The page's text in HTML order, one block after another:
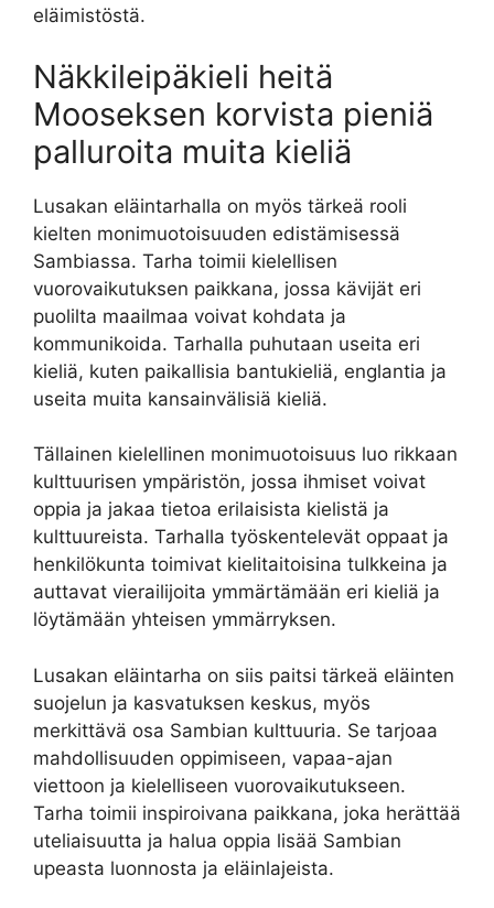
eläimistöstä.
Näkkileipäkieli heitä
Mooseksen korvista pieniä
palluroita muita kieliä
Lusakan eläintarhalla on myös tärkeä rooli
kielten monimuotoisuuden edistämisessä
Sambiassa. Tarha toimii kielellisen
vuorovaikutuksen paikkana, jossa kävijät eri
puolilta maailmaa voivat kohdata ja
kommunikoida. Tarhalla puhutaan useita eri
kieliä, kuten paikallisia bantukieliä, englantia ja
useita muita kansainvälisiä kieliä.
Tällainen kielellinen monimuotoisuus luo rikkaan
kulttuurisen ympäristön, jossa ihmiset voivat
oppia ja jakaa tietoa erilaisista kielistä ja
kulttuureista. Tarhalla työskentelevät oppaat ja
henkilökunta toimivat kielitaitoisina tulkkeina ja
auttavat vierailijoita ymmärtämään eri kieliä ja
löytämään yhteisen ymmärryksen.
Lusakan eläintarha on siis paitsi tärkeä eläinten
suojelun ja kasvatuksen keskus, myös
merkittävä osa Sambian kulttuuria. Se tarjoaa
mahdollisuuden oppimiseen, vapaa-ajan
viettoon ja kielelliseen vuorovaikutukseen.
Tarha toimii inspiroivana paikkana, joka herättää
uteliaisuutta ja halua oppia lisää Sambian
upeasta luonnosta ja eläinlajeista.